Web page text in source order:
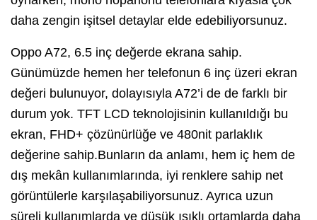
daha zengin işitsel detaylar elde edebiliyorsunuz.
Oppo A72, 6.5 inç değerde ekrana sahip.
Günümüzde hemen her telefonun 6 inç üzeri ekran
değeri bulunuyor, dolayısıyla A72’i de de farklı bir
durum yok. TFT LCD teknolojisinin kullanıldığı bu
ekran, FHD+ çözünürlüğe ve 480nit parlaklık
değerine sahip.Bunların da anlamı, hem iç hem de
dış mekân kullanımlarında, iyi renklere sahip net
görüntülerle karşılaşabiliyorsunuz. Ayrıca uzun
süreli kullanımlarda ve düşük ışıklı ortamlarda daha